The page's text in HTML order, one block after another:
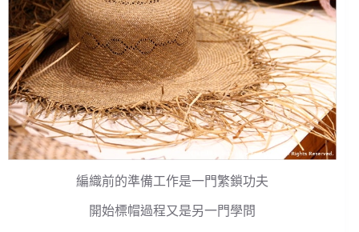
編織前的準備工作是一門繁鎖功夫
開始標帽過程又是另一門學問